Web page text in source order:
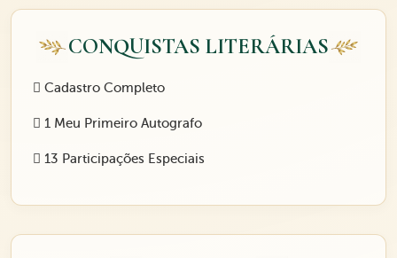
CONQUISTAS LITERÁRIAS
Cadastro Completo
1 Meu Primeiro Autografo
13 Participações Especiais